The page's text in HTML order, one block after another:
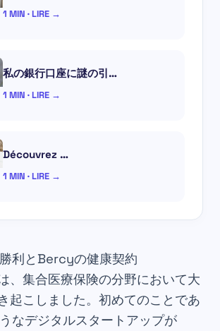
1 MIN · LIRE →
私の銀行口座に謎の引…
1 MIN · LIRE →
Découvrez …
1 MIN · LIRE →
利とBercyの健康契約
、集合医療保険の分野において大
起こしました。初めてのことであ
なデジタルスタートアップが